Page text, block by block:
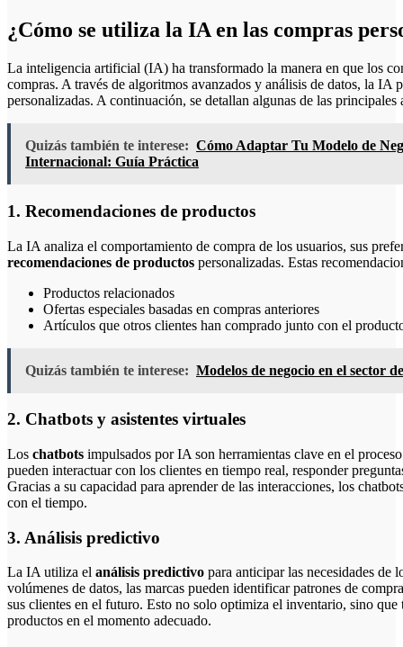
¿Cómo se utiliza la IA en las compras
La inteligencia artificial (IA) ha transformado la manera en que los
compras. A través de algoritmos avanzados y análisis de datos, la IA
personalizadas. A continuación, se detallan algunas de las
Quizás también te interese: Cómo Adaptar Tu Modelo de
Internacional: Guía Práctica
1. Recomendaciones de productos
La IA analiza el comportamiento de compra de los usuarios, sus
recomendaciones de productos personalizadas. Estas
Productos relacionados
Ofertas especiales basadas en compras anteriores
Artículos que otros clientes han comprado junto con el
Quizás también te interese: Modelos de negocio en el sector
2. Chatbots y asistentes virtuales
Los chatbots impulsados por IA son herramientas clave en el
pueden interactuar con los clientes en tiempo real, responder
Gracias a su capacidad para aprender de las interacciones, los
con el tiempo.
3. Análisis predictivo
La IA utiliza el análisis predictivo para anticipar las necesidades de
volúmenes de datos, las marcas pueden identificar patrones de
sus clientes en el futuro. Esto no solo optimiza el inventario, sino
productos en el momento adecuado.